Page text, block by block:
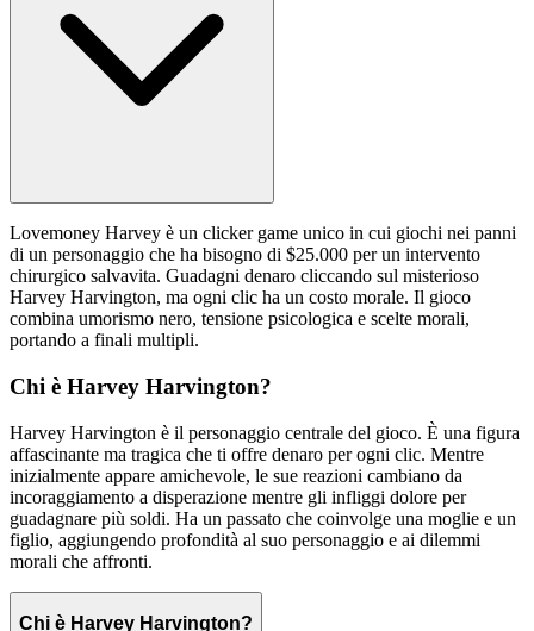
Lovemoney Harvey è un clicker game unico in cui giochi nei panni
di un personaggio che ha bisogno di $25.000 per un intervento
chirurgico salvavita. Guadagni denaro cliccando sul misterioso
Harvey Harvington, ma ogni clic ha un costo morale. Il gioco
combina umorismo nero, tensione psicologica e scelte morali,
portando a finali multipli.
Chi è Harvey Harvington?
Harvey Harvington è il personaggio centrale del gioco. È una figura
affascinante ma tragica che ti offre denaro per ogni clic. Mentre
inizialmente appare amichevole, le sue reazioni cambiano da
incoraggiamento a disperazione mentre gli infliggi dolore per
guadagnare più soldi. Ha un passato che coinvolge una moglie e un
figlio, aggiungendo profondità al suo personaggio e ai dilemmi
morali che affronti.
Chi è Harvey Harvington?